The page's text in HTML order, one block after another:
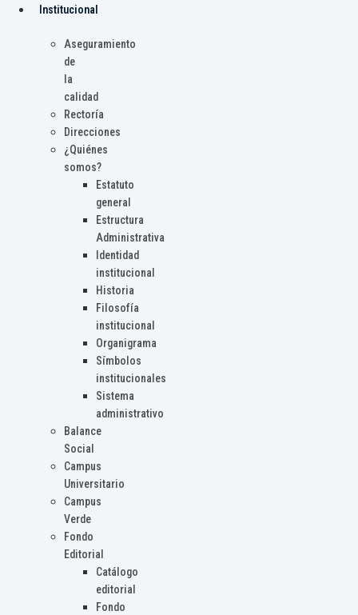
Institucional
Aseguramiento
de
la
calidad
Rectoría
Direcciones
¿Quiénes
somos?
Estatuto
general
Estructura
Administrativa
Identidad
institucional
Historia
Filosofía
institucional
Organigrama
Símbolos
institucionales
Sistema
administrativo
Balance
Social
Campus
Universitario
Campus
Verde
Fondo
Editorial
Catálogo
editorial
Fondo